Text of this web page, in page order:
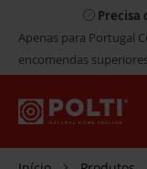
Precisa
Apenas para Portugal
encomendas